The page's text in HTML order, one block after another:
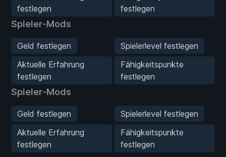
festlegen
festlegen
Spieler-Mods
Geld festlegen
Spielerlevel festlegen
Aktuelle Erfahrung
festlegen
Fähigkeitspunkte
festlegen
Spieler-Mods
Geld festlegen
Spielerlevel festlegen
Aktuelle Erfahrung
festlegen
Fähigkeitspunkte
festlegen